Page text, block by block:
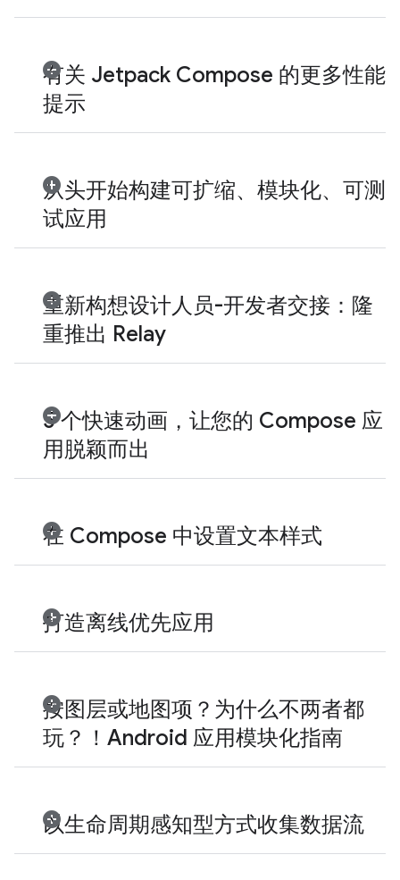
有关 Jetpack Compose 的更多性能
提示
从头开始构建可扩缩、模块化、可测
试应用
重新构想设计人员-开发者交接：隆
重推出 Relay
5 个快速动画，让您的 Compose 应
用脱颖而出
在 Compose 中设置文本样式
打造离线优先应用
按图层或地图项？为什么不两者都
玩？！Android 应用模块化指南
以生命周期感知型方式收集数据流